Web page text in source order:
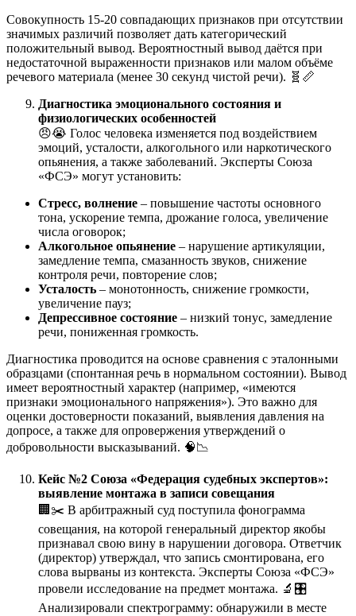
Совокупность 15-20 совпадающих признаков при отсутствии
значимых различий позволяет дать категорический
положительный вывод. Вероятностный вывод даётся при
недостаточной выраженности признаков или малом объёме
речевого материала (менее 30 секунд чистой речи). 🧬📏
Диагностика эмоционального состояния и
физиологических особенностей
😠😭 Голос человека изменяется под воздействием
эмоций, усталости, алкогольного или наркотического
опьянения, а также заболеваний. Эксперты Союза
«ФСЭ» могут установить:
Стресс, волнение – повышение частоты основного
тона, ускорение темпа, дрожание голоса, увеличение
числа оговорок;
Алкогольное опьянение – нарушение артикуляции,
замедление темпа, смазанность звуков, снижение
контроля речи, повторение слов;
Усталость – монотонность, снижение громкости,
увеличение пауз;
Депрессивное состояние – низкий тонус, замедление
речи, пониженная громкость.
Диагностика проводится на основе сравнения с эталонными
образцами (спонтанная речь в нормальном состоянии). Вывод
имеет вероятностный характер (например, «имеются
признаки эмоционального напряжения»). Это важно для
оценки достоверности показаний, выявления давления на
допросе, а также для опровержения утверждений о
добровольности высказываний. 🧠📉
Кейс №2 Союза «Федерация судебных экспертов»:
выявление монтажа в записи совещания
🏢✂️ В арбитражный суд поступила фонограмма
совещания, на которой генеральный директор якобы
признавал свою вину в нарушении договора. Ответчик
(директор) утверждал, что запись смонтирована, его
слова вырваны из контекста. Эксперты Союза «ФСЭ»
провели исследование на предмет монтажа. 🔬🎛️
Анализировали спектрограмму: обнаружили в месте